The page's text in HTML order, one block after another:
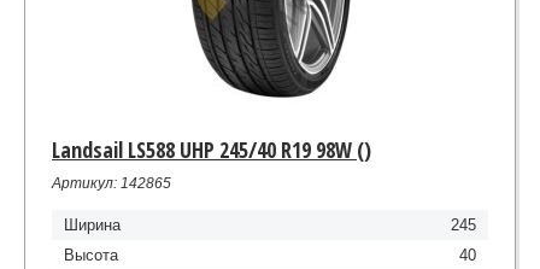
Landsail LS588 UHP 245/40 R19 98W ()
Артикул: 142865
Ширина
245
Высота
40